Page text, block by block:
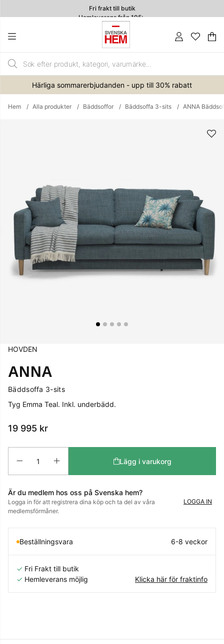
Fri frakt till butik
Hemleverans från 195:-
4.7
.
Härliga sommarerbjudanden - upp till 30% rabatt
Hem Alla produkter Bäddsoffor Bäddsoffa 3-sits ANNA
HOVDEN
ANNA
Bäddsoffa 3-sits
Tyg Emma Teal. Inkl. underbädd.
19 995 kr
Lägg i varukorg
Är du medlem hos oss på Svenska hem?
Logga in för att registrera dina köp och ta del av våra
medlemsförmåner.
LOGGA IN
Beställningsvara 6-8 veckor
✓ Fri Frakt till butik
✓ Hemleverans möjlig Klicka här för fraktinfo